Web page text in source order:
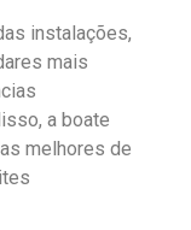
instalações,
mais
a boate
melhores de